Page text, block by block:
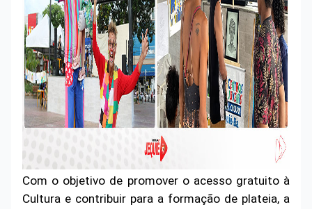
Com o objetivo de promover o acesso gratuito à
Cultura e contribuir para a formação de plateia, a